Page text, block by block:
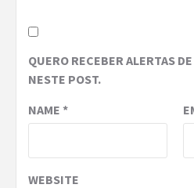
QUERO RECEBER ALERTAS
NESTE POST.
NAME *
WEBSITE